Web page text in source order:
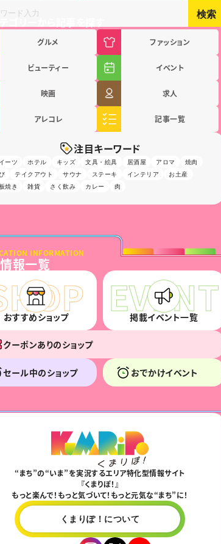
検索
テゴリーから記事を探す
グルメ ファッション
ビューティー イベント
映画 求人
アレコレ 記事一覧
注目キーワード
ーツ ホテル キッズ 文具・絵具 居酒屋 アロマ
焼肉
テイクアウト サウナ ステーキ インテリア
お土産
焼き
雑貨 さく飲み カレー 肉
INFORMATION
報一覧
おすすめショップ 掲載イベント一覧
クーポンありのショップ
セール中のショップ おでかけイベント
“まち”の“いま”を実況するエリア特化型情報サイト
『くまりぽ！』
もっと楽んで！もっと気づいて！もっと元気な“まち”に！
くまりぽ！について